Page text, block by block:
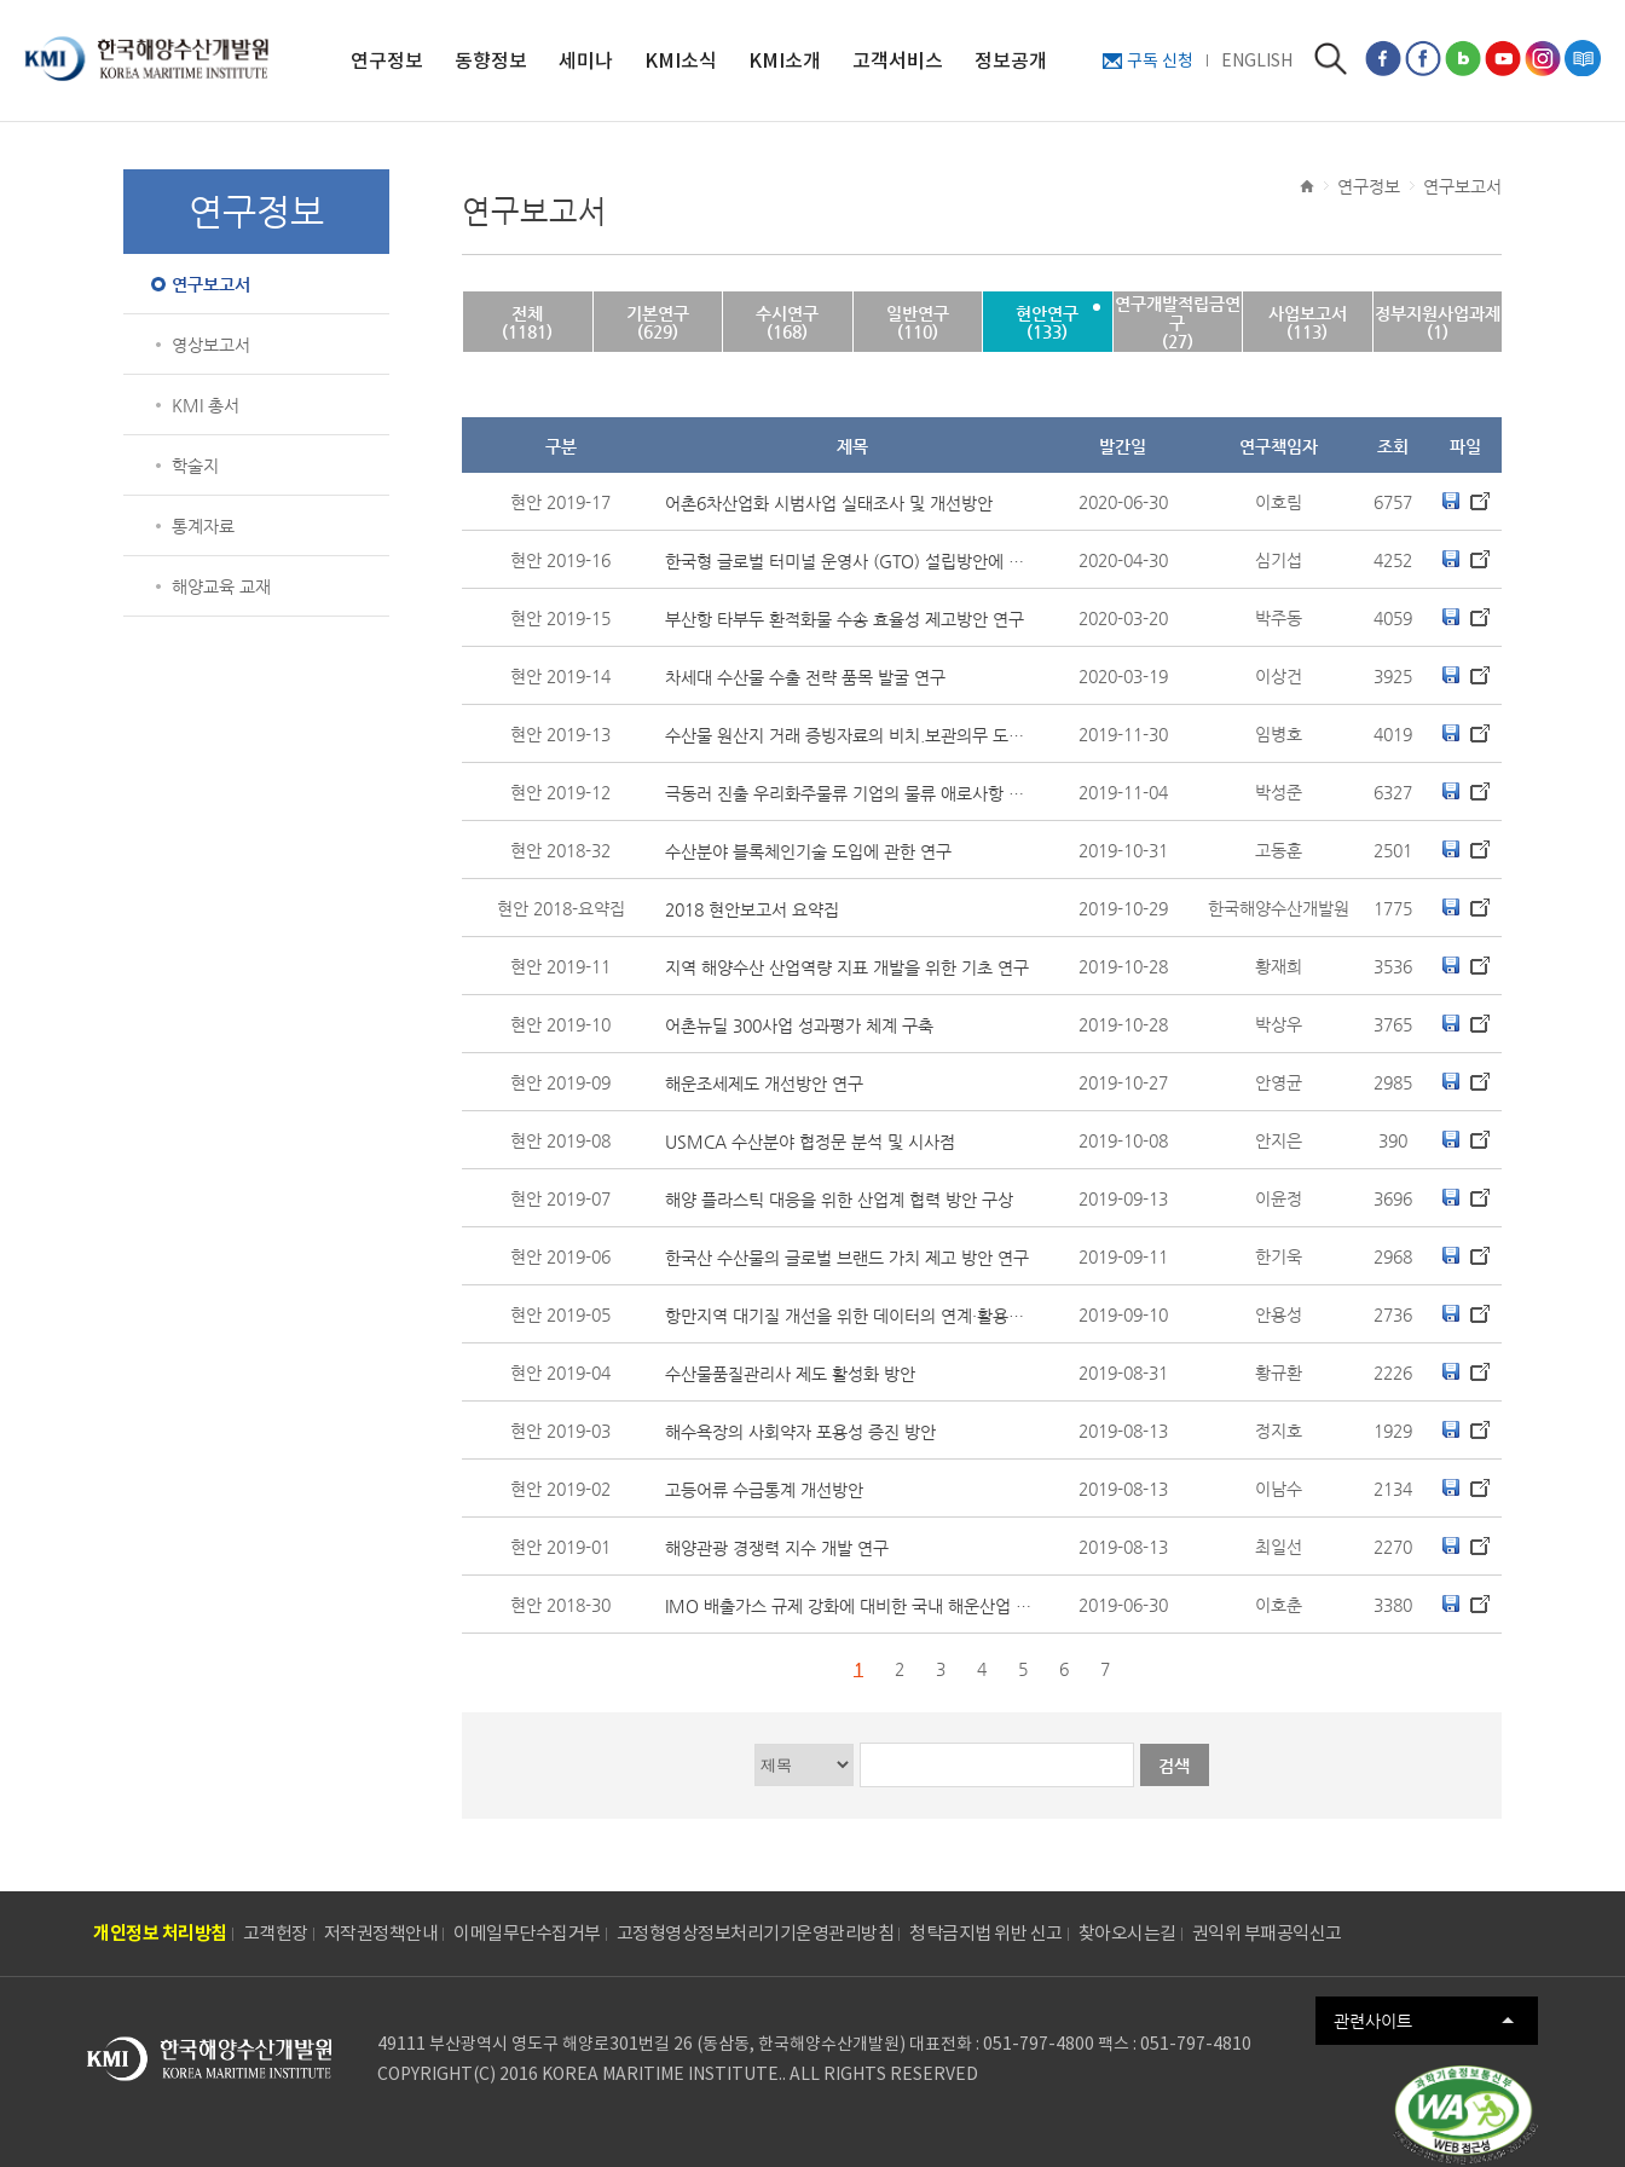
구독 신청 ENGLISH
검색
페이스북 페이지
페이스북 프로필
네이버블로그 인스타그램
전자도서관
연구정보
학술지
동향정보
종간 간행물
세미나
망대회
럼
KMI소식
보도자료
영상보도
KMI소개
연구사업
조직도
윤리경영
인권경영
고객서비스
발간자료 구독안
정보공개
연구정보
연구보고서
영상보고서
KMI 총서
학술지
통계자료
해양교육 교재
연구정보 연구보고서
연구보고서
전체
(1181)
기본연구
(629)
수시연구
(168)
일반연구
(110)
현안연구
(133)
연구개발적립금연
구
(27)
사업보고서
(113)
정부지원사업과제
(1)
구분 제목 발간일 연구책임자 조회 파일
현안 2019-17 어촌6차산업화 시범사업 실태조사 및 개선방안 2020-06-30 이호림 6757
현안 2019-16 한국형 글로벌 터미널 운영사 (GTO) 설립방안에 관한 연구 2020-04-30 심기섭 4252
현안 2019-15 부산항 타부두 환적화물 수송 효율성 제고방안 연구 2020-03-20 박주동 4059
현안 2019-14 차세대 수산물 수출 전략 품목 발굴 연구 2020-03-19 이상건 3925
현안 2019-13 수산물 원산지 거래 증빙자료의 비치.보관의무 도입방안 연구 2019-11-30 임병호 4019
현안 2019-12 극동러 진출 우리화주물류 기업의 물류 애로사항 분석 및 개선 방안 2019-11-04 박성준 6327
현안 2018-32 수산분야 블록체인기술 도입에 관한 연구 2019-10-31 고동훈 2501
현안 2018-요약집 2018 현안보고서 요약집 2019-10-29 한국해양수산개발원 1775
현안 2019-11 지역 해양수산 산업역량 지표 개발을 위한 기초 연구 2019-10-28 황재희 3536
현안 2019-10 어촌뉴딜 300사업 성과평가 체계 구축 2019-10-28 박상우 3765
현안 2019-09 해운조세제도 개선방안 연구 2019-10-27 안영균 2985
현안 2019-08 USMCA 수산분야 협정문 분석 및 시사점 2019-10-08 안지은 390
현안 2019-07 해양 플라스틱 대응을 위한 산업계 협력 방안 구상 2019-09-13 이윤정 3696
현안 2019-06 한국산 수산물의 글로벌 브랜드 가치 제고 방안 연구 2019-09-11 한기욱 2968
현안 2019-05 항만지역 대기질 개선을 위한 데이터의 연계·활용방안 연구 2019-09-10 안용성 2736
현안 2019-04 수산물품질관리사 제도 활성화 방안 2019-08-31 황규환 2226
현안 2019-03 해수욕장의 사회약자 포용성 증진 방안 2019-08-13 정지호 1929
현안 2019-02 고등어류 수급통계 개선방안 2019-08-13 이남수 2134
현안 2019-01 해양관광 경쟁력 지수 개발 연구 2019-08-13 최일선 2270
현안 2018-30 IMO 배출가스 규제 강화에 대비한 국내 해운산업 대응 전략 2019-06-30 이호춘 3380
1 2 3 4 5 6 7
개인정보 처리방침 고객헌장 저작권정책안내 이메일무단수집거부 고정형영상정보처리기기운영관리방침 청탁금지법 위반 신고 찾아오시는길 권익위 부패공익신고
49111 부산광역시 영도구 해양로301번길 26 (동삼동, 한국해양수산개발원) 대표전화 : 051-797-4800 팩스 : 051-797-4810
관련사이트
COPYRIGHT(C) 2016 KOREA MARITIME INSTITUTE.. ALL RIGHTS RESERVED